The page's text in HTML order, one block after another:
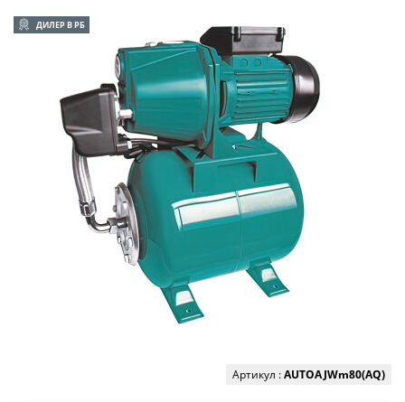
ДИЛЕР В РБ
Артикул :AUTOAJWm80(AQ)